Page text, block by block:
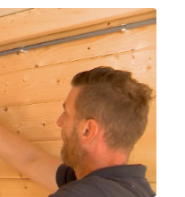
zijn weerslag op je
om te gaan.